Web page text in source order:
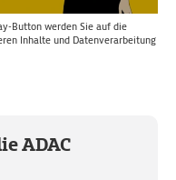
Button werden Sie auf die
Inhalte und Datenverarbeitung
ADAC